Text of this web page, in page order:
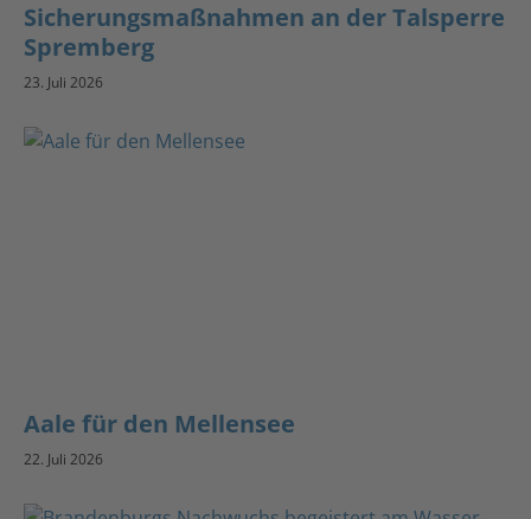
Sicherungsmaßnahmen an der Talsperre
Spremberg
23. Juli 2026
Aale für den Mellensee
22. Juli 2026